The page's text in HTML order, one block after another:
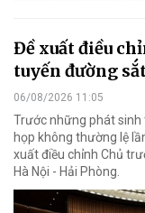
Đề xuất điều
tuyến đường
06/08/2026 11:05
Trước những phát sinh
họp không thường lệ
xuất điều chỉnh Chủ
Hà Nội - Hải Phòng.